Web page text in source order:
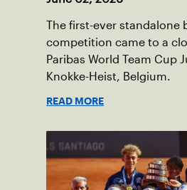
The first-ever standalone
competition came to a
Paribas World Team Cup
Knokke-Heist, Belgium.
READ MORE